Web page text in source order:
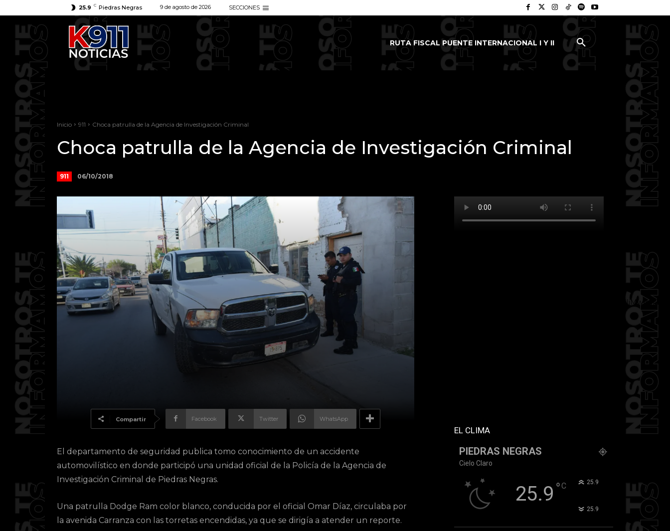
25.9 C Piedras Negras 9 de agosto de 2026 SECCIONES
RUTA FISCAL PUENTE INTERNACIONAL I Y II
Inicio 911 Choca patrulla de la Agencia de Investigación Criminal
Choca patrulla de la Agencia de Investigación Criminal
911 06/10/2018
Compartir Facebook Twitter WhatsApp
El departamento de seguridad publica tomo conocimiento de un accidente
automovilístico en donde participó una unidad oficial de la Policía de la Agencia de
Investigación Criminal de Piedras Negras.
Una patrulla Dodge Ram color blanco, conducida por el oficial Omar Díaz, circulaba por
la avenida Carranza con las torretas encendidas, ya que se dirigía a atender un reporte.
EL CLIMA
PIEDRAS NEGRAS
Cielo Claro
25.9 °C 25.9
25.9